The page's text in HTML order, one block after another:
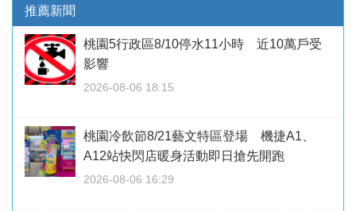
推薦新聞
桃園5行政區8/10停水11小時 近10萬戶受
影響
2026-08-06 18:15
桃園冷飲節8/21藝文特區登場 機捷A1、
A12站快閃店暖身活動即日搶先開跑
2026-08-06 16:29